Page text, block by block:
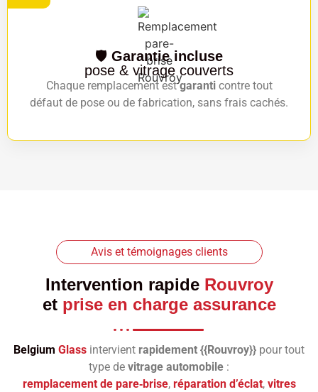
🛡️ Garantie incluse
pose & vitrage couverts
Chaque remplacement estgaranticontre tout
défaut de pose ou de fabrication, sans frais cachés.
Avis et témoignages clients
Intervention rapide Rouvroy
et prise en charge assurance
Belgium Glass intervient rapidement {{Rouvroy}} pour tout
type de vitrage automobile :
remplacement de pare‑brise, réparation d’éclat, vitres